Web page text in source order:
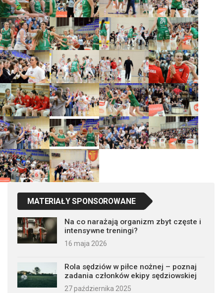
MATERIAŁY SPONSOROWANE
Na co narażają organizm zbyt częste i
intensywne treningi?
16 maja 2026
Rola sędziów w piłce nożnej – poznaj
zadania członków ekipy sędziowskiej
27 października 2025